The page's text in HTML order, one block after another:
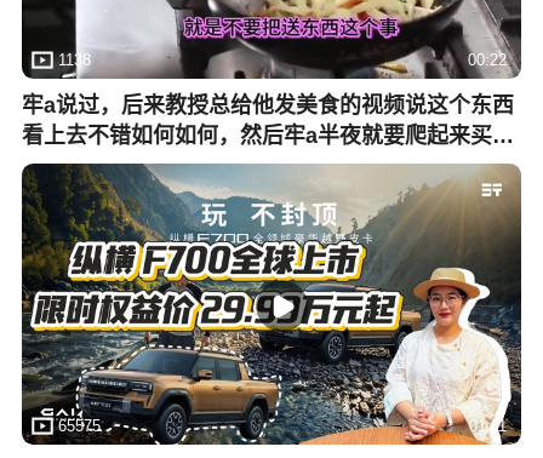
1138 00:22
牢a说过，后来教授总给他发美食的视频说这个东西
看上去不错如何如何，然后牢a半夜就要爬起来买菜
烧火确保教授第二天就能吃到一样的_15
65575 01:11